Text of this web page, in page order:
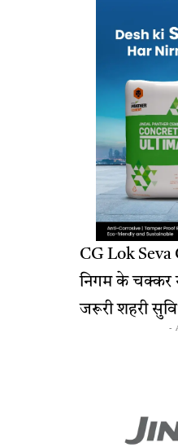
CG Lok
निगम के चक्कर
जरूरी शहरी
-